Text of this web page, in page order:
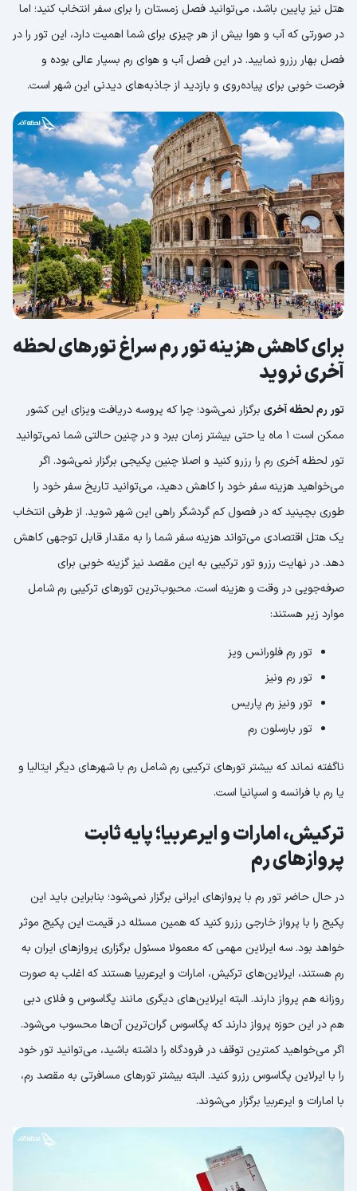
هتل نیز پایین باشد، می‌توانید فصل زمستان را برای سفر انتخاب کنید؛ اما
در صورتی که آب و هوا بیش از هر چیزی برای شما اهمیت دارد، این تور را در
فصل بهار رزرو نمایید. در این فصل آب و هوای رم بسیار عالی بوده و
فرصت خوبی برای پیاده‌روی و بازدید از جاذبه‌های دیدنی این شهر است.
برای کاهش هزینه تور رم سراغ تورهای لحظه
آخری نروید
تور رم لحظه آخری برگزار نمی‌شود؛ چرا که پروسه دریافت ویزای این کشور
ممکن است 1 ماه یا حتی بیشتر زمان ببرد و در چنین حالتی شما نمی‌توانید
تور لحظه آخری رم را رزرو کنید و اصلا چنین پکیجی برگزار نمی‌شود. اگر
می‌خواهید هزینه سفر خود را کاهش دهید، می‌توانید تاریخ سفر خود را
طوری بچینید که در فصول کم گردشگر راهی این شهر شوید. از طرفی انتخاب
یک هتل اقتصادی می‌تواند هزینه سفر شما را به مقدار قابل توجهی کاهش
دهد. در نهایت رزرو تور ترکیبی به این مقصد نیز گزینه خوبی برای
صرفه‌جویی در وقت و هزینه است. محبوب‌ترین تورهای ترکیبی رم شامل
موارد زیر هستند:
تور رم فلورانس ویز
تور رم ونیز
تور ونیز رم پاریس
تور بارسلون رم
ناگفته نماند که بیشتر تورهای ترکیبی رم شامل رم با شهرهای دیگر ایتالیا و
یا رم با فرانسه و اسپانیا است.
ترکیش، امارات و ایرعربیا؛ پایه ثابت
پروازهای رم
در حال حاضر تور رم با پروازهای ایرانی برگزار نمی‌شود؛ بنابراین باید این
پکیج را با پرواز خارجی رزرو کنید که همین مسئله در قیمت این پکیج موثر
خواهد بود. سه ایرلاین مهمی که معمولا مسئول برگزاری پروازهای ایران به
رم هستند، ایرلاین‌های ترکیش، امارات و ایرعربیا هستند که اغلب به صورت
روزانه هم پرواز دارند. البته ایرلاین‌های دیگری مانند پگاسوس و فلای دبی
هم در این حوزه پرواز دارند که پگاسوس گران‌ترین آن‌ها محسوب می‌شود.
اگر می‌خواهید کمترین توقف در فرودگاه را داشته باشید، می‌توانید تور خود
را با ایرلاین پگاسوس رزرو کنید. البته بیشتر تورهای مسافرتی به مقصد رم،
با امارات و ایرعربیا برگزار می‌شوند.